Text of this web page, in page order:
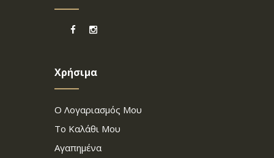
Χρήσιμα
Ο Λογαριασμός Μου
Το Καλάθι Μου
Αγαπημένα